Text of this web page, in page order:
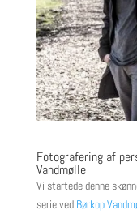
Fotografering af
Vandmølle
Vi startede denne
serie ved Børkop